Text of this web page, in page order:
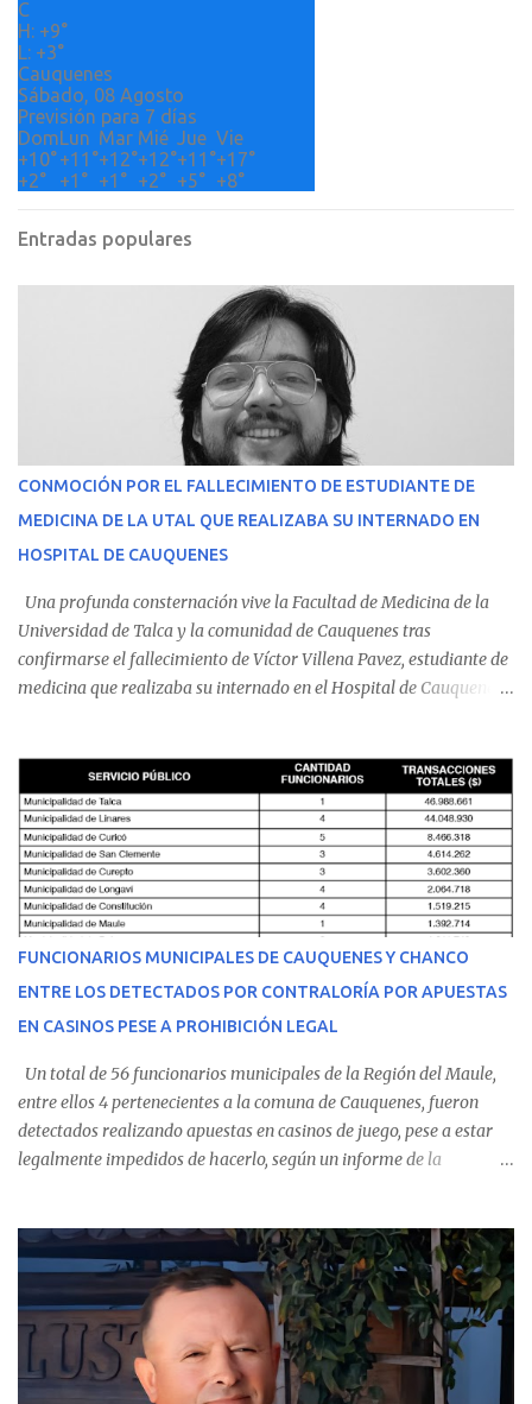
s
C
H: +9°
L: +3°
Cauquenes
Sábado, 08 Agosto
Previsión para 7 días
DomLun Mar Mié Jue Vie
+10°+11°+12°+12°+11°+17°
+2° +1° +1° +2° +5° +8°
Entradas populares
CONMOCIÓN POR EL FALLECIMIENTO DE ESTUDIANTE DE
MEDICINA DE LA UTAL QUE REALIZABA SU INTERNADO EN
HOSPITAL DE CAUQUENES
Una profunda consternación vive la Facultad de Medicina de la
Universidad de Talca y la comunidad de Cauquenes tras
confirmarse el fallecimiento de Víctor Villena Pavez, estudiante de
medicina que realizaba su internado en el Hospital de Cauquenes.
malestares físicos. Dada la complejidad de su estado de salud, el
equipo médico determinó su traslado de urgencia al Hospital
Regional de Talca y dado la urgencia la ambulancia partió hacia
Talca con escolta de Carabineros. En medio del traslado, el
estudiante de medicina de 25 años, se agravó y pese a los esfuerzos
del personal de emergencia terminó falleciendo, sin alcanzar a
recibir atención especializada en el centro de destino. Apenas se
conoció la gravedad de su condición, sus padres —residentes en
Villarrica— se trasladaron a Cauquenes con la esperanza de una
evolución favorable. No obstante, alrededo...
FUNCIONARIOS MUNICIPALES DE CAUQUENES Y CHANCO
ENTRE LOS DETECTADOS POR CONTRALORÍA POR APUESTAS
EN CASINOS PESE A PROHIBICIÓN LEGAL
Un total de 56 funcionarios municipales de la Región del Maule,
entre ellos 4 pertenecientes a la comuna de Cauquenes, fueron
detectados realizando apuestas en casinos de juego, pese a estar
legalmente impedidos de hacerlo, según un informe de la
estableció que estos funcionarios —quienes administran o
custodian fondos públicos— efectuaron transacciones por un
monto total de $116.075.918 entre enero de 2024 y junio de 2025.
En el detalle regional, se indica que en la comuna de Cauquenes se
identificó a cuatro funcionarios involucrados en este tipo de
operaciones. Asimismo, se precisa que uno de los casos